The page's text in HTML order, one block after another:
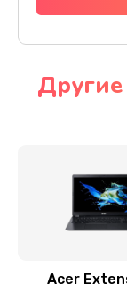
Acer